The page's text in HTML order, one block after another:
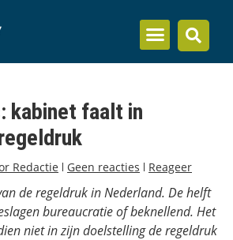
kabinet faalt in
Redactie Geen reacties Reageer
de regeldruk in Nederland. De helft
bureaucratie of beknellend. Het
niet in zijn doelstelling de regeldruk